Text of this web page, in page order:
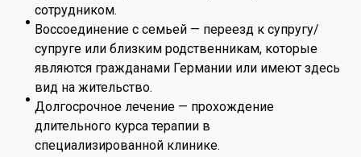
сотрудником.
Воссоединение с семьей — переезд к супругу/
супруге или близким родственникам, которые
являются гражданами Германии или имеют здесь
вид на жительство.
Долгосрочное лечение — прохождение
длительного курса терапии в
специализированной клинике.